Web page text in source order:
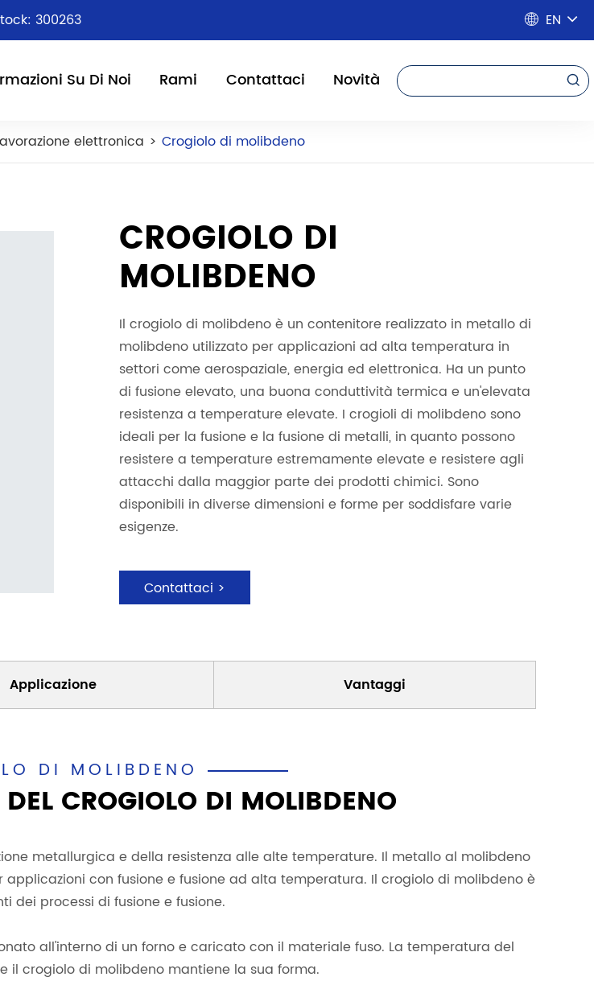
300263  EN
Su Di Noi Rami Contattaci Novità 
elettronica Crogiolo di molibdeno
CROGIOLO DI
MOLIBDENO
Il crogiolo di molibdeno è un contenitore realizzato in metallo di
molibdeno utilizzato per applicazioni ad alta temperatura in
settori come aerospaziale, energia ed elettronica. Ha un punto
di fusione elevato, una buona conduttività termica e un'elevata
resistenza a temperature elevate. I crogioli di molibdeno sono
ideali per la fusione e la fusione di metalli, in quanto possono
resistere a temperature estremamente elevate e resistere agli
attacchi dalla maggior parte dei prodotti chimici. Sono
disponibili in diverse dimensioni e forme per soddisfare varie
esigenze.
Contattaci >
Applicazione Vantaggi
DI MOLIBDENO
CROGIOLO DI MOLIBDENO
metallurgica e della resistenza alle alte temperature. Il metallo al molibdeno
con fusione e fusione ad alta temperatura. Il crogiolo di molibdeno è
dei processi di fusione e fusione.
all'interno di un forno e caricato con il materiale fuso. La temperatura del
il crogiolo di molibdeno mantiene la sua forma.